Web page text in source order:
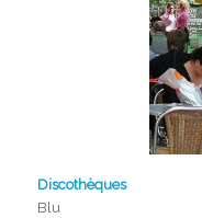
Discothèques
Blu